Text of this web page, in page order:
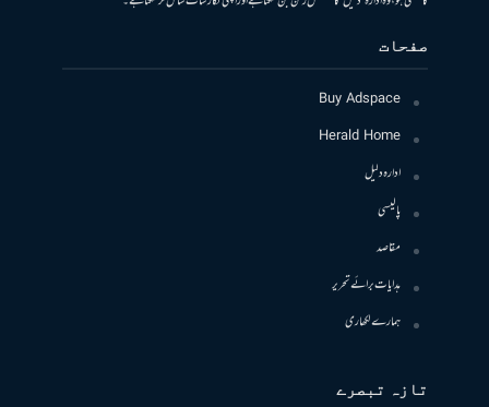
صفحات
Buy Adspace
Herald Home
ادارہ دلیل
پالیسی
مقاصد
ہدایات برائے تحریر
ہمارے لکھاری
تازہ تبصرے